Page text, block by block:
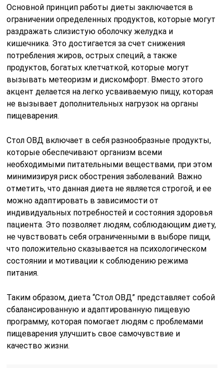
Основной принцип работы диеты заключается в
ограничении определенных продуктов, которые могут
раздражать слизистую оболочку желудка и
кишечника. Это достигается за счет снижения
потребления жиров, острых специй, а также
продуктов, богатых клетчаткой, которые могут
вызывать метеоризм и дискомфорт. Вместо этого
акцент делается на легко усваиваемую пищу, которая
не вызывает дополнительных нагрузок на органы
пищеварения.
Стол ОВД включает в себя разнообразные продукты,
которые обеспечивают организм всеми
необходимыми питательными веществами, при этом
минимизируя риск обострения заболеваний. Важно
отметить, что данная диета не является строгой, и ее
можно адаптировать в зависимости от
индивидуальных потребностей и состояния здоровья
пациента. Это позволяет людям, соблюдающим диету,
не чувствовать себя ограниченными в выборе пищи,
что положительно сказывается на психологическом
состоянии и мотивации к соблюдению режима
питания.
Таким образом, диета “Стол ОВД” представляет собой
сбалансированную и адаптированную пищевую
программу, которая помогает людям с проблемами
пищеварения улучшить свое самочувствие и
качество жизни.